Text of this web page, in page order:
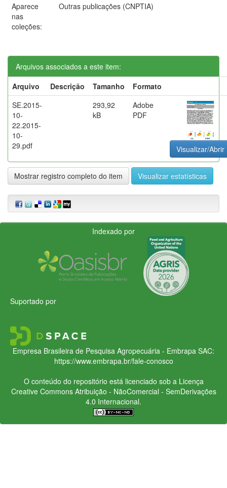
Aparece
nas
coleções:
Outras publicações (CNPTIA)
Arquivos associados a este item:
Arquivo
Descrição Tamanho
Formato
SE.2015-
10-
22.2015-
10-
29.pdf
293,92
kB
Adobe
PDF
Visualizar/Abrir
Mostrar registro completo do item Visualizar estatísticas
Indexado por
Suportado por
Empresa Brasileira de Pesquisa Agropecuária - Embrapa SAC:
https://www.embrapa.br/fale-conosco
O conteúdo do repositório está licenciado sob a Licença
Creative CommonsAtribuição - NãoComercial - SemDerivações
4.0 Internacional.